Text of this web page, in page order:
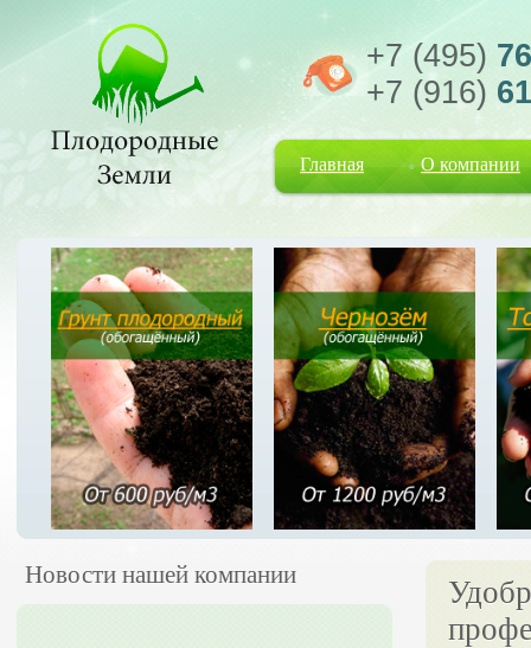
+7 (495)
+7 (916)
Главная О компании
Новости нашей компании